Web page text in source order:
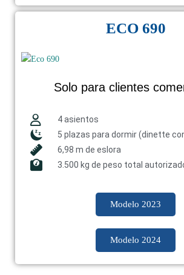
ECO 690
Solo para clientes
4 asientos
5 plazas para dormir (dinette
6,98 m de eslora
3.500 kg de peso total
Modelo 2023
Modelo 2024